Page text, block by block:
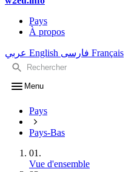
Pays
À propos
عربي English فارسی Français
Menu
Pays
Pays-Bas
01.
Vue d'ensemble